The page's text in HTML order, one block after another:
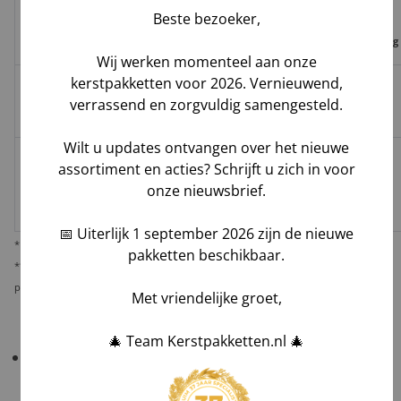
vermissing
Groenbezorgen
/ DHL
✅ ❌ ❌
Melis Logistics /
✅ ✅*
* Behoudens overmacht calamiteiten.
** De verantwoordelijkheid op dit risico als gevolg van uw keuze voor reguliere
pakketbezorging rust bij u als opdrachtgever.
in het bijzijn van de chauffeur
Beste bezoeker,
Wij werken momenteel aan onze
kerstpakketten voor 2026. Vernieuwend,
verrassend en zorgvuldig samengesteld.
Wilt u updates ontvangen over het nieuwe
assortiment en acties? Schrijft u zich in voor
onze nieuwsbrief.
📅 Uiterlijk 1 september 2026 zijn de nieuwe
pakketten beschikbaar.
Met vriendelijke groet,
🎄 Team Kerstpakketten.nl 🎄